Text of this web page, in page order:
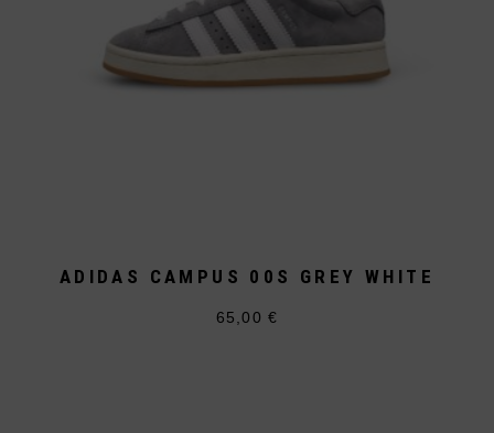
ADIDAS CAMPUS 00S GREY WHITE
65,00 €
Dieses